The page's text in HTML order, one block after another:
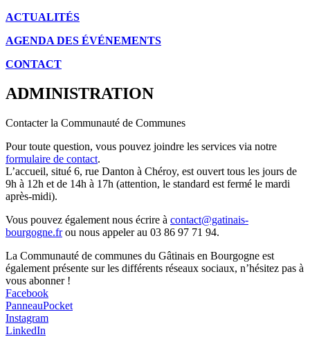
ACTUALITÉS
AGENDA DES ÉVÉNEMENTS
CONTACT
ADMINISTRATION
Contacter la Communauté de Communes
Pour toute question, vous pouvez joindre les services via notre
formulaire de contact.
L’accueil, situé 6, rue Danton à Chéroy, est ouvert tous les jours de
9h à 12h et de 14h à 17h (attention, le standard est fermé le mardi
après-midi).
Vous pouvez également nous écrire à contact@gatinais-
bourgogne.frou nous appeler au 03 86 97 71 94.
La Communauté de communes du Gâtinais en Bourgogne est
également présente sur les différents réseaux sociaux, n’hésitez pas à
vous abonner !
Facebook
PanneauPocket
Instagram
LinkedIn